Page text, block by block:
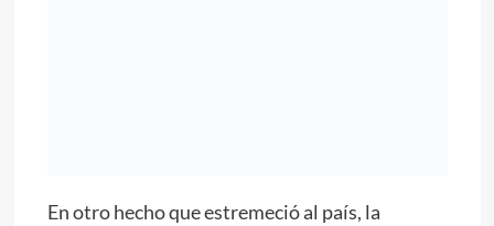
En otro hecho que estremeció al país, la